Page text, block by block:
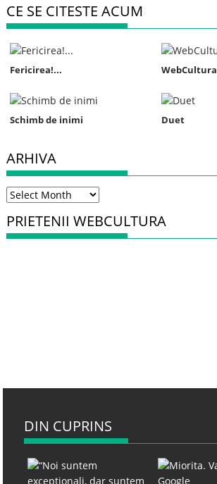
CE SE CITESTE ACUM
Fericirea!... WebCultura
Schimb de inimi Duet
ARHIVA
Arhiva
PRIETENII WEBCULTURA
DIN CUPRINS